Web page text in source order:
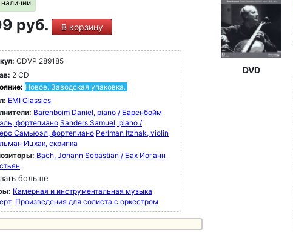
наличии
руб. В корзину
CDVP 289185
2 CD
Новое. Заводская упаковка.
EMI Classics
Barenboim Daniel, piano / Баренбойм
фортепианоSanders Samuel, piano /
Самьюэл, фортепиано Perlman Itzhak, violin
Ицхак, скрипка
Bach, Johann Sebastian / Бах Иоганн
больше
Камерная и инструментальная музыка
Произведения для солиста с оркестром
DVD